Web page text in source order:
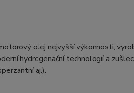
olej nejvyšší výkonnosti,
hydrogenační technologií a
aj.).